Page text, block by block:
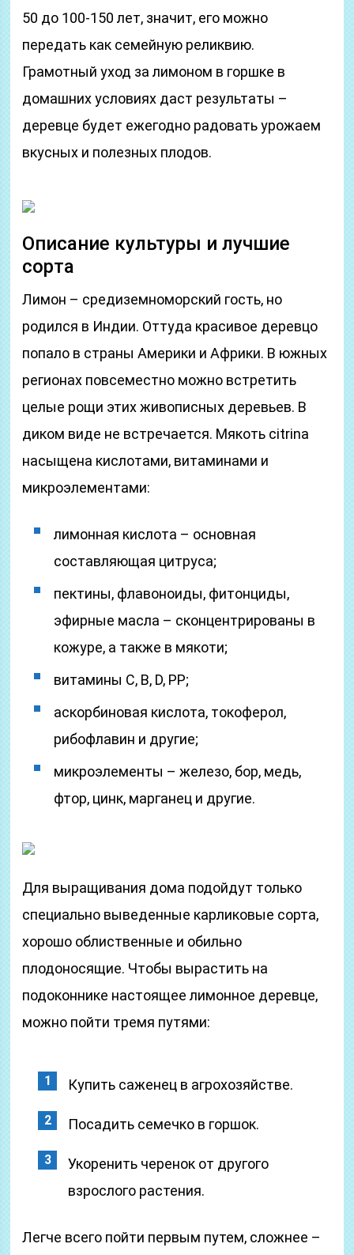
50 до 100-150 лет, значит, его можно
передать как семейную реликвию.
Грамотный уход за лимоном в горшке в
домашних условиях даст результаты –
деревце будет ежегодно радовать урожаем
вкусных и полезных плодов.
Описание культуры и лучшие
сорта
Лимон – средиземноморский гость, но
родился в Индии. Оттуда красивое деревцо
попало в страны Америки и Африки. В южных
регионах повсеместно можно встретить
целые рощи этих живописных деревьев. В
диком виде не встречается. Мякоть citrina
насыщена кислотами, витаминами и
микроэлементами:
лимонная кислота – основная
составляющая цитруса;
пектины, флавоноиды, фитонциды,
эфирные масла – сконцентрированы в
кожуре, а также в мякоти;
витамины С, B, D, PP;
аскорбиновая кислота, токоферол,
рибофлавин и другие;
микроэлементы – железо, бор, медь,
фтор, цинк, марганец и другие.
Для выращивания дома подойдут только
специально выведенные карликовые сорта,
хорошо облиственные и обильно
плодоносящие. Чтобы вырастить на
подоконнике настоящее лимонное деревце,
можно пойти тремя путями:
Купить саженец в агрохозяйстве.
Посадить семечко в горшок.
Укоренить черенок от другого
взрослого растения.
Легче всего пойти первым путем, сложнее –